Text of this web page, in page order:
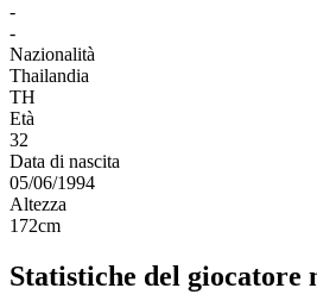
-
-
Nazionalità
Thailandia
TH
Età
32
Data di nascita
05/06/1994
Altezza
172cm
Statistiche del giocatore